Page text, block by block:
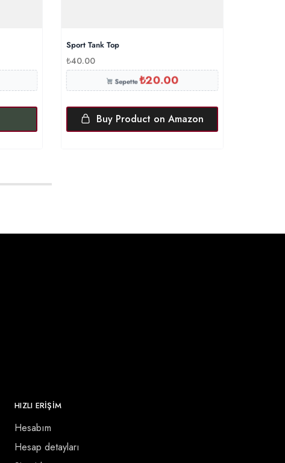
Sport Tank Top
₺40.00
Sepette₺20.00
Buy Product on Amazon
HIZLI ERİŞİM
Hesabım
Hesap detayları